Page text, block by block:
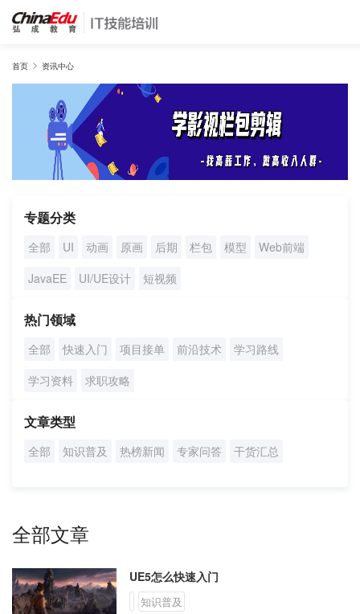
首页
IT培训班
在线网课
教学服务
项目库
人才培养
教育创新产品
首页 资讯中心
专题分类
全部 UI 动画 原画 后期 栏包 模型
Web前端
JavaEE
UI/UE设计 短视频
热门领域
全部 快速入门 项目接单 前沿技术
学习路线
学习资料
求职攻略
文章类型
全部 知识普及 热榜新闻 专家问答 干货汇总
全部文章
UE5怎么快速入门
知识普及